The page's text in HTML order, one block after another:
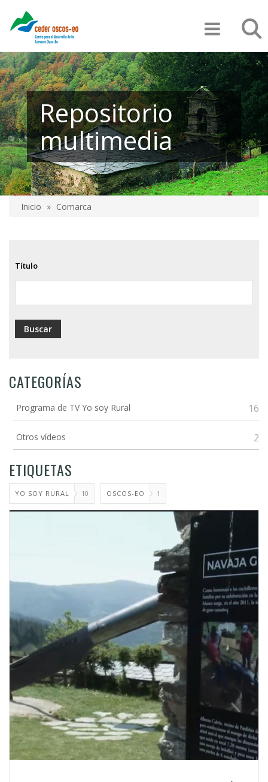
contenido
Repositorio
multimedia
de
ayuda
a
la
Inicio Comarca
Título
CATEGORÍAS
Programa de TV Yo soy Rural 16
Otros vídeos 2
ETIQUETAS
YO SOY RURAL 10 OSCOS-EO 1